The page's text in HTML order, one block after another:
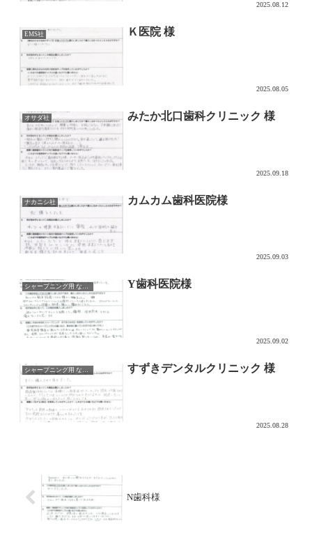
2025.08.12
EMS社 Ｋ医院 様
2025.08.05
オサダ社 みたか北口歯科クリニック 様
2025.09.18
ナカニシ社 カムカム歯科医院様
2025.09.03
Y歯科医院様
2025.09.02
シャープニング用 なでるDAKE すずきデンタルクリニック 様
2025.08.28
N歯科様